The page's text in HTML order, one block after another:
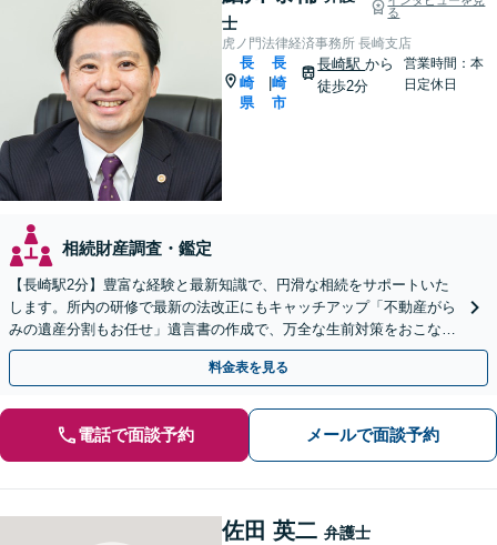
士
る
虎ノ門法律経済事務所 長崎支店
長
崎
県
長
崎
市
長崎駅から
徒歩2分
営業時間：本
日定休日
相続財産調査・鑑定
【長崎駅2分】豊富な経験と最新知識で、円滑な相続をサポートいた
します。所内の研修で最新の法改正にもキャッチアップ「不動産がら
みの遺産分割もお任せ」遺言書の作成で、万全な生前対策をおこない
ましょう【夜間・休日面談可】
料金表を見る
電話で面談予約 メールで面談予約
佐田 英二 弁護士